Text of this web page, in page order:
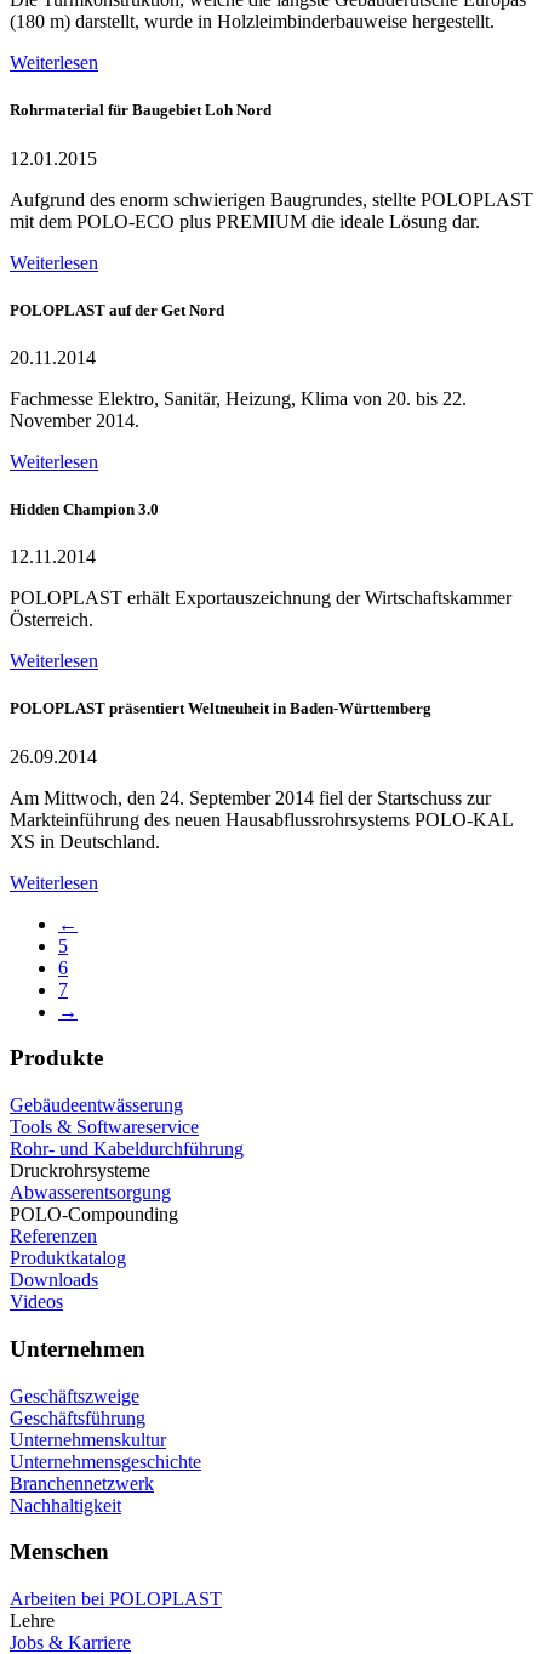
(180 m) darstellt, wurde in Holzleimbinderbauweise hergestellt.
Weiterlesen
Rohrmaterial für Baugebiet Loh Nord
12.01.2015
Aufgrund des enorm schwierigen Baugrundes, stellte POLOPLAST
mit dem POLO-ECO plus PREMIUM die ideale Lösung dar.
Weiterlesen
POLOPLAST auf der Get Nord
20.11.2014
Fachmesse Elektro, Sanitär, Heizung, Klima von 20. bis 22.
November 2014.
Weiterlesen
Hidden Champion 3.0
12.11.2014
POLOPLAST erhält Exportauszeichnung der Wirtschaftskammer
Österreich.
Weiterlesen
POLOPLAST präsentiert Weltneuheit in Baden-Württemberg
26.09.2014
Am Mittwoch, den 24. September 2014 fiel der Startschuss zur
Markteinführung des neuen Hausabflussrohrsystems POLO-KAL
XS in Deutschland.
Weiterlesen
←
5
6
7
→
Produkte
Gebäudeentwässerung
Tools & Softwareservice
Rohr- und Kabeldurchführung
Druckrohrsysteme
Abwasserentsorgung
POLO-Compounding
Referenzen
Produktkatalog
Downloads
Videos
Unternehmen
Geschäftszweige
Geschäftsführung
Unternehmenskultur
Unternehmensgeschichte
Branchennetzwerk
Nachhaltigkeit
Menschen
Arbeiten bei POLOPLAST
Lehre
Jobs & Karriere